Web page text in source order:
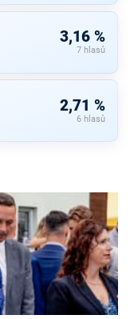
3,16 %
7 hlasů
2,71 %
6 hlasů